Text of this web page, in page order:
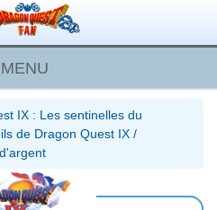
IX : Les sentinelles du
de Dragon Quest IX /